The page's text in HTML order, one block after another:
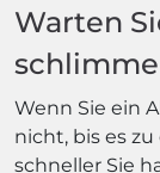
Warten
Wenn Sie ein
nicht, bis es
schneller Sie